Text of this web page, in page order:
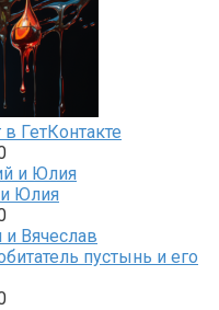
ГетКонтакте
Юлия
пустынь и его